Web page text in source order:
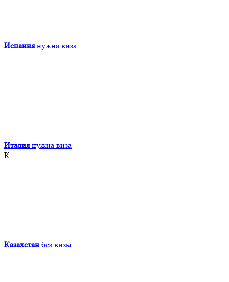
Испания нужна виза
Италия нужна виза
К
Казахстан без визы